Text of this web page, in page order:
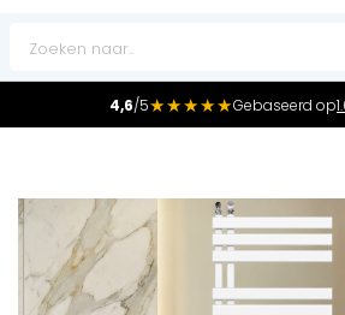
4,6/5★★★★★Gebaseerd op